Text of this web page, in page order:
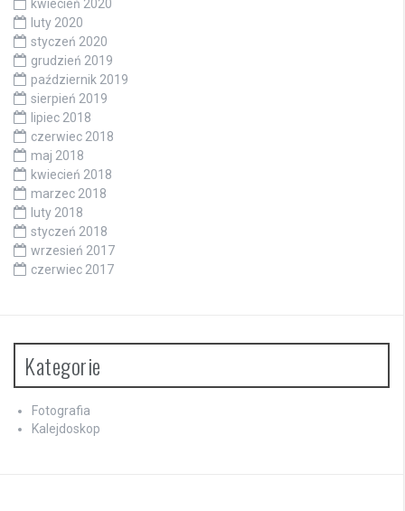
kwiecień 2020
luty 2020
styczeń 2020
grudzień 2019
październik 2019
sierpień 2019
lipiec 2018
czerwiec 2018
maj 2018
kwiecień 2018
marzec 2018
luty 2018
styczeń 2018
wrzesień 2017
czerwiec 2017
Kategorie
Fotografia
Kalejdoskop